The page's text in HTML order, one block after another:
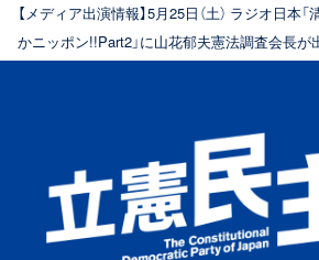
【メディア出演情報】5月25日（土） ラジオ日本
かニッポン!!Part2」に山花郁夫憲法調査会長が